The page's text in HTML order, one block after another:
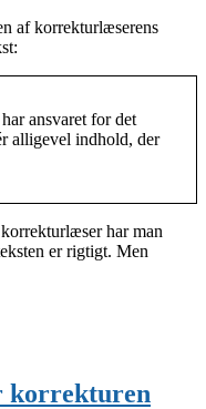
af korrekturlæserens
ansvaret for det
alligevel indhold, der
har man
er rigtigt. Men
korrekturen